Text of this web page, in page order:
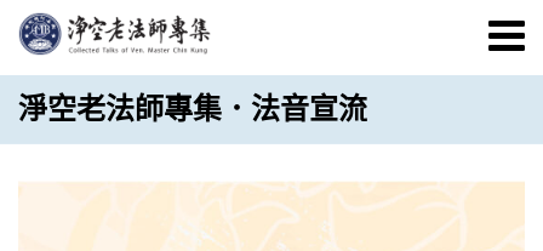
淨空老法師專集．法音宣流